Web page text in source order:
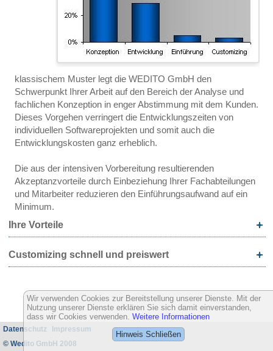
klassischem Muster legt die WEDITO GmbH den
Schwerpunkt Ihrer Arbeit auf den Bereich der Analyse und
fachlichen Konzeption in enger Abstimmung mit dem Kunden.
Dieses Vorgehen verringert die Entwicklungszeiten von
individuellen Softwareprojekten und somit auch die
Entwicklungskosten ganz erheblich.
Die aus der intensiven Vorbereitung resultierenden
Akzeptanzvorteile durch Einbeziehung Ihrer Fachabteilungen
und Mitarbeiter reduzieren den Einführungsaufwand auf ein
Minimum.
Ihre Vorteile
Customizing schnell und preiswert
Datenschutz
Impressum
© Wedito GmbH 2008
Wir verwenden Cookies zur Bereitstellung unserer Dienste. Mit der
Nutzung unserer Dienste erklären Sie sich damit einverstanden,
dass wir Cookies verwenden. Weitere Informationen
Hinweis Schließen